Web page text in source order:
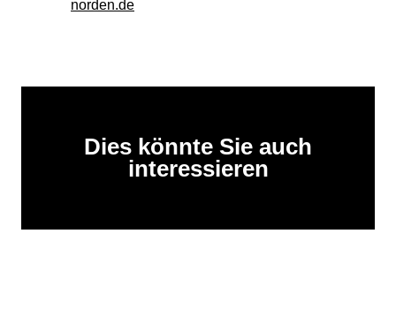
norden.de
Dies könnte Sie auch
interessieren